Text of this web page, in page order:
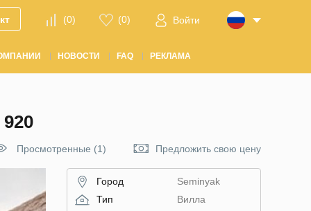
(0) (0) Войти
НОВОСТИ FAQ РЕКЛАМА
Просмотренные (1) Предложить свою цену
Город
Seminyak
Тип
Вилла